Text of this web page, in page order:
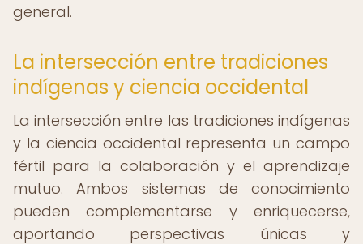
general.
La intersección entre tradiciones
indígenas y ciencia occidental
La intersección entre las tradiciones indígenas
y la ciencia occidental representa un campo
fértil para la colaboración y el aprendizaje
mutuo. Ambos sistemas de conocimiento
pueden complementarse y enriquecerse,
aportando perspectivas únicas y